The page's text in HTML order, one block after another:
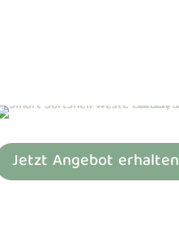
Jetzt Angebot erhalten